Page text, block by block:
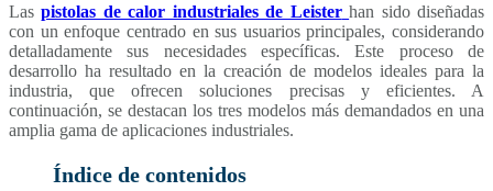
Laspistolas de calor industriales de Leister han sido diseñadas
con un enfoque centrado en sus usuarios principales, considerando
detalladamente sus necesidades específicas. Este proceso de
desarrollo ha resultado en la creación de modelos ideales para la
industria, que ofrecen soluciones precisas y eficientes. A
continuación, se destacan los tres modelos más demandados en una
amplia gama de aplicaciones industriales.
Índice de contenidos